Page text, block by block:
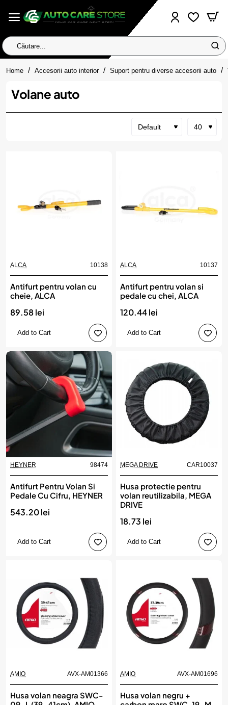
Căutare...
Home homeAccesorii auto interior Suport pentru diverse accesorii auto
Volane auto
ALCA 10138
Antifurt pentru volan cu
cheie, ALCA
89.58 lei
Add to Cart
ALCA 10137
Antifurt pentru volan si
pedale cu chei, ALCA
120.44 lei
Add to Cart
HEYNER 98474
Antifurt Pentru Volan Si
Pedale Cu Cifru, HEYNER
543.20 lei
Add to Cart
MEGA DRIVE CAR10037
Husa protectie pentru
volan reutilizabila, MEGA
DRIVE
18.73 lei
Add to Cart
AMIO AVX-AM01366
Husa volan neagra SWC-
AMIO AVX-AM01696
Husa volan negru +